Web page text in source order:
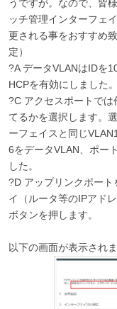
うですが。なので、皆
ッチ管理インターフェ
更される事をおすすめ
定）
?A データVLANはIDを
HCPを有効にしました。
?C アクセスポートでは
てるかを選択します。
ーフェイスと同じ
6をデータVLAN、ポー
した。
?D アップリンクポート
イ（ルータ等のIPアド
ボタンを押します。
以下の画面が表示されま